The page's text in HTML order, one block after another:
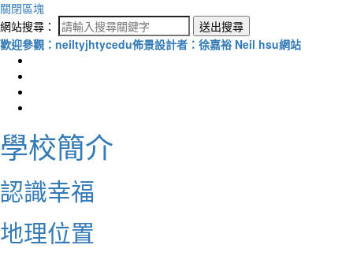
關閉區塊
網站搜尋：
送出搜尋
歡迎參觀：neiltyjhtycedu佈景設計者：徐嘉裕 Neil hsu網站
學校簡介
認識幸福
地理位置